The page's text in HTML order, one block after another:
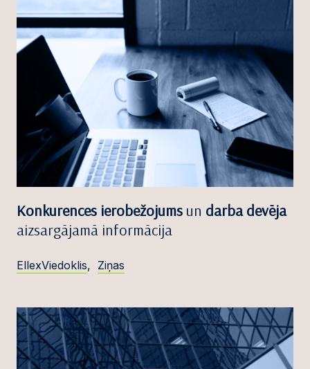
Konkurences ierobežojums un darba devēja
aizsargājamā informācija
EllexViedoklis, Ziņas